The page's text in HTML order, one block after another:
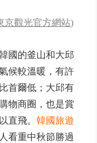
京觀光官方網站)
國的釜山和大邱
候較溫暖，有許
首爾低；大邱有
物商圈，也是賞
直飛。 韓國旅遊
看重中秋節勝過